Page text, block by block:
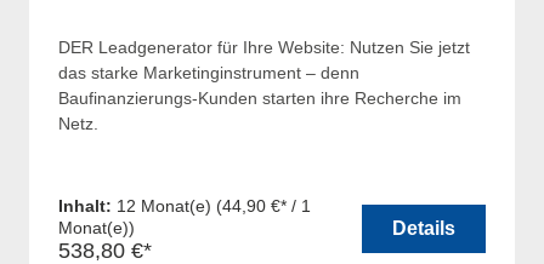
DER Leadgenerator für Ihre Website: Nutzen Sie jetzt
das starke Marketinginstrument – denn
Baufinanzierungs-Kunden starten ihre Recherche im
Netz.
Inhalt: 12 Monat(e) (44,90 €* / 1
Monat(e))
538,80 €*
Details